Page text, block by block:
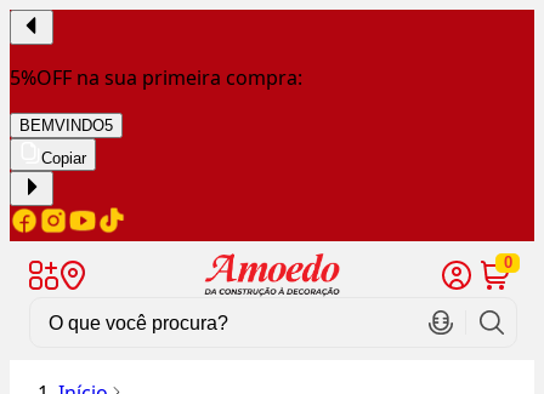
5%OFF na sua primeira compra:
BEMVINDO5
Copiar
0